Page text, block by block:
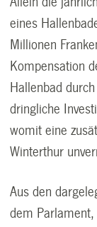
eines
Millionen
Kompensation
Hallenbad
dringliche
womit eine
Winterthur
Aus den
dem